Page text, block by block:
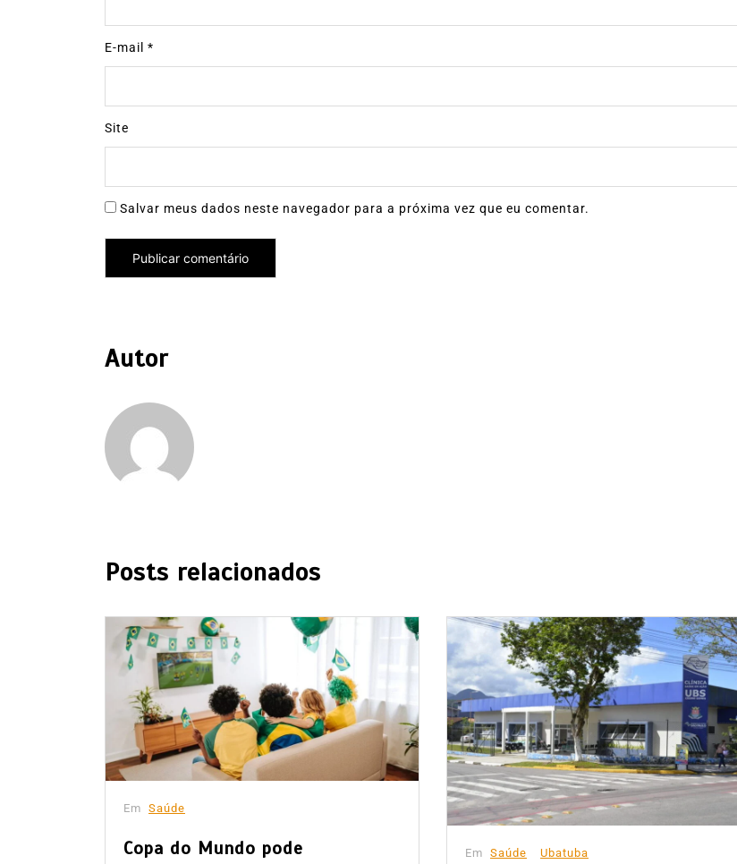
E-mail *
Site
Salvar meus dados neste navegador para a próxima vez que eu comentar.
Autor
Posts relacionados
Em Saúde
Copa do Mundo pode
Em Saúde
Ubatuba